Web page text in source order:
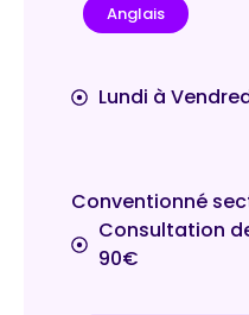
Anglais
Lundi à
Conventionné
Consultation
90€